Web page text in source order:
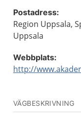
Postadress:
Region Uppsala,
Uppsala
Webbplats:
VÄGBESKRIVNING